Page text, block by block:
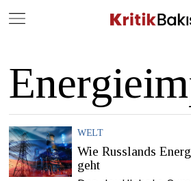
WELT
Wie Russlands
geht